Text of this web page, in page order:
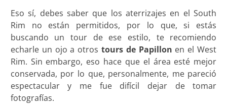
Eso sí, debes saber que los aterrizajes en el South
Rim no están permitidos, por lo que, si estás
buscando un tour de ese estilo, te recomiendo
echarle un ojo a otros tours de Papillon en el West
Rim. Sin embargo, eso hace que el área esté mejor
conservada, por lo que, personalmente, me pareció
espectacular y me fue difícil dejar de tomar
fotografías.